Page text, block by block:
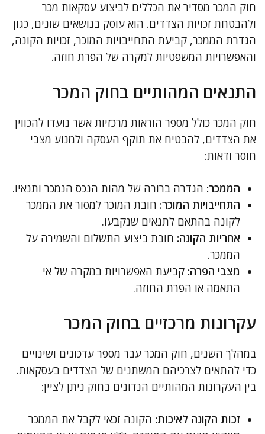
חוק המכר מסדיר את הכללים לביצוע עסקאות מכר
ולהבטחת זכויות הצדדים. הוא עוסק בנושאים שונים, כגון
הגדרת הממכר, קביעת התחייבויות המוכר, זכויות הקונה,
והאפשרויות המשפטיות למקרה של הפרת חוזה.
התנאים המהותיים בחוק המכר
חוק המכר כולל מספר הוראות מרכזיות אשר נועדו להכווין
את הצדדים, להבטיח את תוקף העסקה ולמנוע מצבי
חוסר ודאות:
הממכר: הגדרה ברורה של מהות הנכס הנמכר ותנאיו.
התחייבויות המוכר: חובת המוכר למסור את הממכר
לקונה בהתאם לתנאים שנקבעו.
אחריות הקונה: חובת ביצוע התשלום והשמירה על
הממכר.
מצבי הפרה: קביעת האפשרויות במקרה של אי
התאמה או הפרת החוזה.
עקרונות מרכזיים בחוק המכר
במהלך השנים, חוק המכר עבר מספר עדכונים ושינויים
כדי להתאים לצרכיהם המשתנים של הצדדים בעסקאות.
בין העקרונות המהותיים הנדונים בחוק ניתן לציין:
זכות הקונה לאיכות: הקונה זכאי לקבל את הממכר